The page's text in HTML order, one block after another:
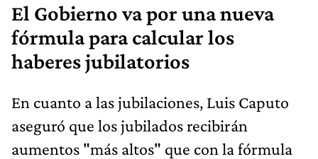
El Gobierno va por una nueva
fórmula para calcular los
haberes jubilatorios
En cuanto a las jubilaciones, Luis Caputo
aseguró que los jubilados recibirán
aumentos "más altos" que con la fórmula